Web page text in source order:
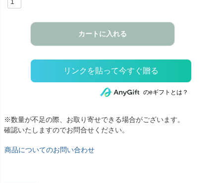
カートに入れる
のeギフトとは？
※数量が不足の際、お取り寄せできる場合がございます。
確認いたしますのでお問合せください。
商品についてのお問い合わせ